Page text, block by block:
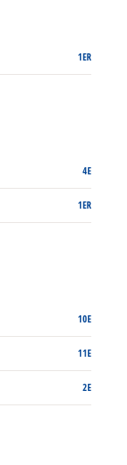
1ER
4E
1ER
10E
11E
2E